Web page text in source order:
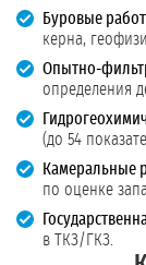
Буровые
керна,
Опытно-
определения
(до 54
Камеральные
по оценке
в ТКЗ/ГКЗ.